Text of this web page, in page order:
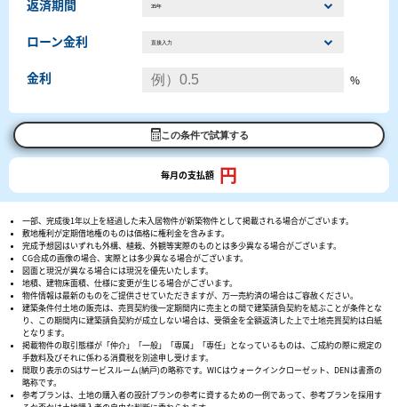
返済期間
ローン金利
金利 %
この条件で試算する
毎月の支払額 円
一部、完成後1年以上を経過した未入居物件が新築物件として掲載される場合がございます。
敷地権利が定期借地権のものは価格に権利金を含みます。
完成予想図はいずれも外構、植栽、外観等実際のものとは多少異なる場合がございます。
CG合成の画像の場合、実際とは多少異なる場合がございます。
図面と現況が異なる場合には現況を優先いたします。
地積、建物床面積、仕様に変更が生じる場合がございます。
物件情報は最新のものをご提供させていただきますが、万一売約済の場合はご容赦ください。
建築条件付土地の販売は、売買契約後一定期間内に売主との間で建築請負契約を結ぶことが条件とな
り、この期間内に建築請負契約が成立しない場合は、受領金を全額返済した上で土地売買契約は白紙
となります。
掲載物件の取引態様が「仲介」「一般」「専属」「専任」となっているものは、ご成約の際に規定の
手数料及びそれに係わる消費税を別途申し受けます。
間取り表示のSはサービスルーム(納戸)の略称です。WICはウォークインクローゼット、DENは書斎の
略称です。
参考プランは、土地の購入者の設計プランの参考に資するための一例であって、参考プランを採用す